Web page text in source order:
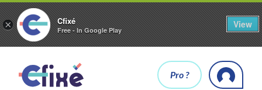
× Cfixé
Free - In Google Play
View
Pro ?